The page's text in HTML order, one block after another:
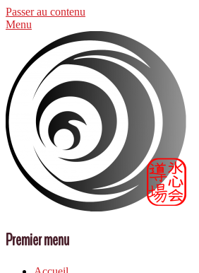
Passer au contenu
Menu
Premier menu